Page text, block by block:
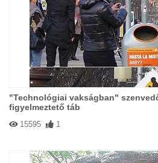
"Technológiai vakságban"
figyelmeztető táb
15595 1